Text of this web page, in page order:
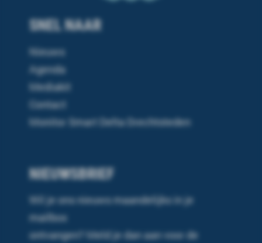
NIEUWSBRIEF
Wil je ons nieuws maandelijks in je
mailbox
ontvangen? Meld je dan aan voor de
SNEL NAAR
Nieuws
Agenda
Mediakit
Contact
Monitor Smart Delta Drechtsteden